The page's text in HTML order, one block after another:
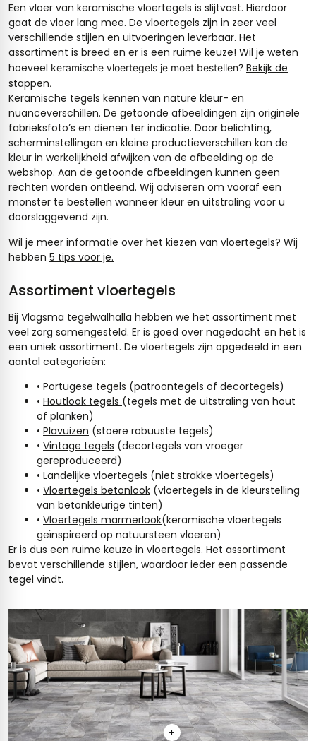
Een vloer van keramische vloertegels is slijtvast. Hierdoor
gaat de vloer lang mee. De vloertegels zijn in zeer veel
verschillende stijlen en uitvoeringen leverbaar. Het
assortiment is breed en er is een ruime keuze! Wil je weten
hoeveel keramische vloertegels je moet bestellen? Bekijk de
stappen.
Keramische tegels kennen van nature kleur- en
nuanceverschillen. De getoonde afbeeldingen zijn originele
fabrieksfoto’s en dienen ter indicatie. Door belichting,
scherminstellingen en kleine productieverschillen kan de
kleur in werkelijkheid afwijken van de afbeelding op de
webshop. Aan de getoonde afbeeldingen kunnen geen
rechten worden ontleend. Wij adviseren om vooraf een
monster te bestellen wanneer kleur en uitstraling voor u
doorslaggevend zijn.
Wil je meer informatie over het kiezen van vloertegels? Wij
hebben 5 tips voor je.
Assortiment vloertegels
Bij Vlagsma tegelwalhalla hebben we het assortiment met
veel zorg samengesteld. Er is goed over nagedacht en het is
een uniek assortiment. De vloertegels zijn opgedeeld in een
aantal categorieën:
• Portugese tegels (patroontegels of decortegels)
• Houtlook tegels (tegels met de uitstraling van hout
of planken)
• Plavuizen (stoere robuuste tegels)
• Vintage tegels (decortegels van vroeger
gereproduceerd)
• Landelijke vloertegels (niet strakke vloertegels)
• Vloertegels betonlook (vloertegels in de kleurstelling
van betonkleurige tinten)
• Vloertegels marmerlook(keramische vloertegels
geïnspireerd op natuursteen vloeren)
Er is dus een ruime keuze in vloertegels. Het assortiment
bevat verschillende stijlen, waardoor ieder een passende
tegel vindt.
+